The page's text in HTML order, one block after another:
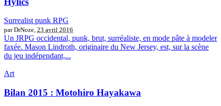
Surrealist punk RPG
par DrNoze, 23 avril 2016
Un JRPG occidental, punk, brut, surréaliste, en mode pâte à modeler
faxée. Mason Lindroth, originaire du New Jersey, est, sur la scène
du jeu indépendant,...
Art
Bilan 2015 : Motohiro Hayakawa